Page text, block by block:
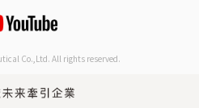
Co.,Ltd. All rights reserved.